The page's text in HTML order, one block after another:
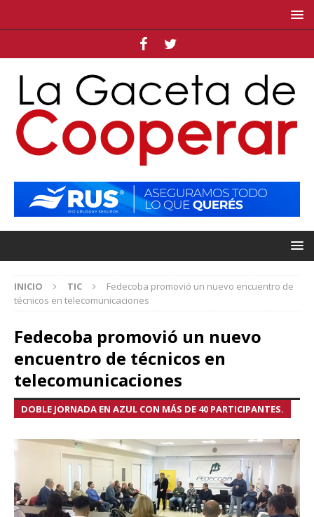
INICIO TIC
Fedecoba promovió un nuevo encuentro de
técnicos en telecomunicaciones
Fedecoba promovió un nuevo
encuentro de técnicos en
telecomunicaciones
DOBLE JORNADA EN AZUL CON MÁS DE 40 PARTICIPANTES.